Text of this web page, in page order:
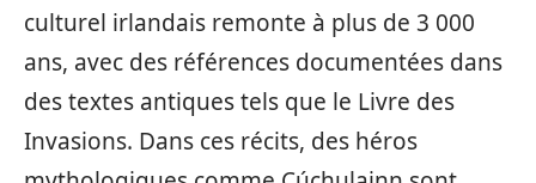
culturel irlandais remonte à plus de 3 000
ans, avec des références documentées dans
des textes antiques tels que le Livre des
Invasions. Dans ces récits, des héros